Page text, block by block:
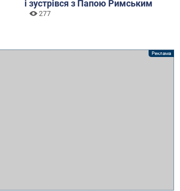
і зустрівся з Папою Римським
277